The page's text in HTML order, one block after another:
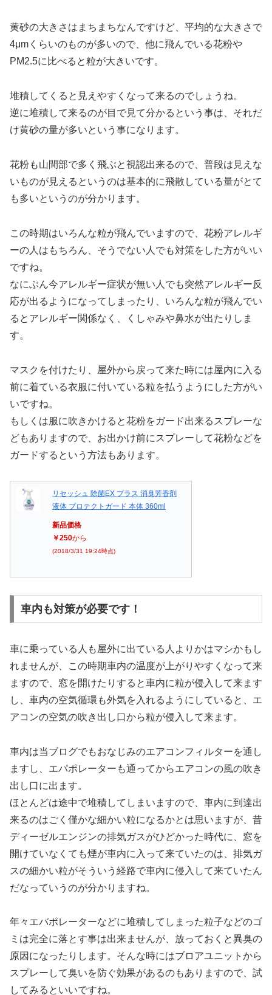
黄砂の大きさはまちまちなんですけど、平均的な大きさで
4μmくらいのものが多いので、他に飛んでいる花粉や
PM2.5に比べると粒が大きいです。
堆積してくると見えやすくなって来るのでしょうね。
逆に堆積して来るのが目で見て分かるという事は、それだ
け黄砂の量が多いという事になります。
花粉も山間部で多く飛ぶと視認出来るので、普段は見えな
いものが見えるというのは基本的に飛散している量がとて
も多いというのが分かります。
この時期はいろんな粒が飛んでいますので、花粉アレルギ
ーの人はもちろん、そうでない人でも対策をした方がいい
ですね。
なにぶん今アレルギー症状が無い人でも突然アレルギー反
応が出るようになってしまったり、いろんな粒が飛んでい
るとアレルギー関係なく、くしゃみや鼻水が出たりしま
す。
マスクを付けたり、屋外から戻って来た時には屋内に入る
前に着ている衣服に付いている粒を払うようにした方がい
いですね。
もしくは服に吹きかけると花粉をガード出来るスプレーな
どもありますので、お出かけ前にスプレーして花粉などを
ガードするという方法もあります。
リセッシュ 除菌EX プラス 消臭芳香剤
液体 プロテクトガード 本体 360ml
新品価格
￥250から
(2018/3/31 19:24時点)
車内も対策が必要です！
車に乗っている人も屋外に出ている人よりかはマシかもし
れませんが、この時期車内の温度が上がりやすくなって来
ますので、窓を開けたりすると車内に粒が侵入して来ます
し、車内の空気循環も外気を入れるようにしていると、エ
アコンの空気の吹き出し口から粒が侵入して来ます。
車内は当ブログでもおなじみのエアコンフィルターを通し
ますし、エパポレーターも通ってからエアコンの風の吹き
出し口に出ます。
ほとんどは途中で堆積してしまいますので、車内に到達出
来るのはごく僅かな細かい粒になるかとは思いますが、昔
ディーゼルエンジンの排気ガスがひどかった時代に、窓を
開けていなくても煙が車内に入って来ていたのは、排気ガ
スの細かい粒がそういう経路で車内に侵入して来ていたん
だなっていうのが分かりますね。
年々エバポレーターなどに堆積してしまった粒子などのゴ
ミは完全に落とす事は出来ませんが、放っておくと異臭の
原因になったりします。そんな時にはブロアユニットから
スプレーして臭いを防ぐ効果があるのもありますので、試
してみるといいですね。